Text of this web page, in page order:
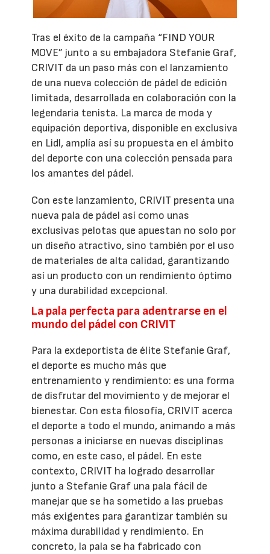
Tras el éxito de la campaña “FIND YOUR
MOVE” junto a su embajadora Stefanie Graf,
CRIVIT da un paso más con el lanzamiento
de una nueva colección de pádel de edición
limitada, desarrollada en colaboración con la
legendaria tenista. La marca de moda y
equipación deportiva, disponible en exclusiva
en Lidl, amplía así su propuesta en el ámbito
del deporte con una colección pensada para
los amantes del pádel.
Con este lanzamiento, CRIVIT presenta una
nueva pala de pádel así como unas
exclusivas pelotas que apuestan no solo por
un diseño atractivo, sino también por el uso
de materiales de alta calidad, garantizando
así un producto con un rendimiento óptimo
y una durabilidad excepcional.
La pala perfecta para adentrarse en el
mundo del pádel con CRIVIT
Para la exdeportista de élite Stefanie Graf,
el deporte es mucho más que
entrenamiento y rendimiento: es una forma
de disfrutar del movimiento y de mejorar el
bienestar. Con esta filosofía, CRIVIT acerca
el deporte a todo el mundo, animando a más
personas a iniciarse en nuevas disciplinas
como, en este caso, el pádel. En este
contexto, CRIVIT ha logrado desarrollar
junto a Stefanie Graf una pala fácil de
manejar que se ha sometido a las pruebas
más exigentes para garantizar también su
máxima durabilidad y rendimiento. En
concreto, la pala se ha fabricado con